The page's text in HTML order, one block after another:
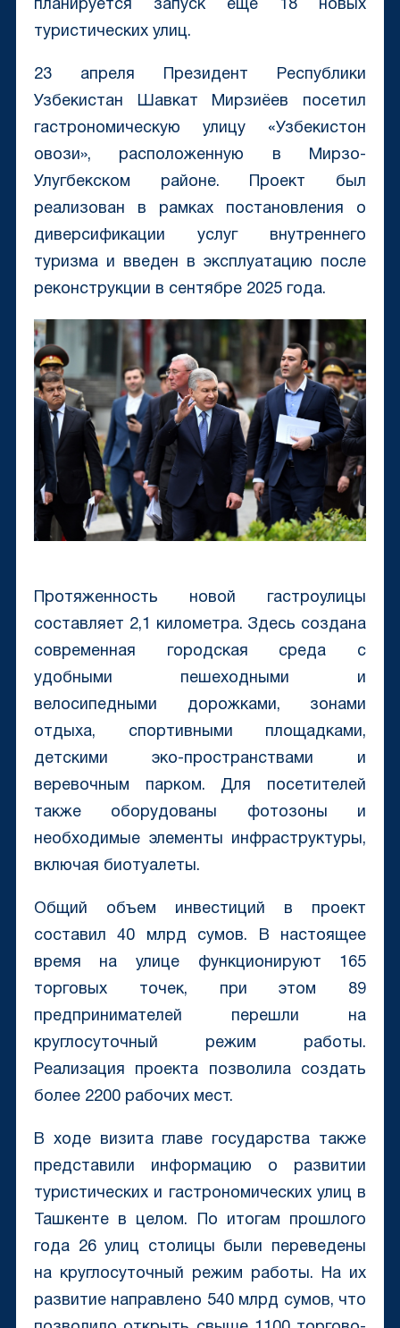
планируется запуск еще 18 новых
туристических улиц.
23 апреля Президент Республики
Узбекистан Шавкат Мирзиёев посетил
гастрономическую улицу «Узбекистон
овози», расположенную в Мирзо-
Улугбекском районе. Проект был
реализован в рамках постановления о
диверсификации услуг внутреннего
туризма и введен в эксплуатацию после
реконструкции в сентябре 2025 года.
Протяженность новой гастроулицы
составляет 2,1 километра. Здесь создана
современная городская среда с
удобными пешеходными и
велосипедными дорожками, зонами
отдыха, спортивными площадками,
детскими эко-пространствами и
веревочным парком. Для посетителей
также оборудованы фотозоны и
необходимые элементы инфраструктуры,
включая биотуалеты.
Общий объем инвестиций в проект
составил 40 млрд сумов. В настоящее
время на улице функционируют 165
торговых точек, при этом 89
предпринимателей перешли на
круглосуточный режим работы.
Реализация проекта позволила создать
более 2200 рабочих мест.
В ходе визита главе государства также
представили информацию о развитии
туристических и гастрономических улиц в
Ташкенте в целом. По итогам прошлого
года 26 улиц столицы были переведены
на круглосуточный режим работы. На их
развитие направлено 540 млрд сумов, что